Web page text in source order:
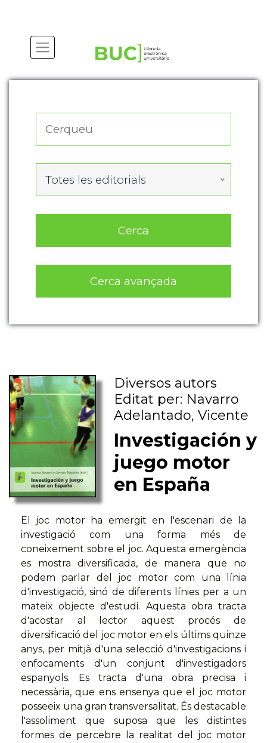
Totes les editorials
Cerca
Cerca avançada
Diversos autors
Editat per: Navarro
Adelantado, Vicente
Investigación y
juego motor
en España
El joc motor ha emergit en l'escenari de la
investigació com una forma més de
coneixement sobre el joc. Aquesta emergència
es mostra diversificada, de manera que no
podem parlar del joc motor com una línia
d'investigació, sinó de diferents línies per a un
mateix objecte d'estudi. Aquesta obra tracta
d'acostar al lector aquest procés de
diversificació del joc motor en els últims quinze
anys, per mitjà d'una selecció d'investigacions i
enfocaments d'un conjunt d'investigadors
espanyols. Es tracta d'una obra precisa i
necessària, que ens ensenya que el joc motor
posseeix una gran transversalitat. És destacable
l'assoliment que suposa que les distintes
formes de percebre la realitat del joc motor